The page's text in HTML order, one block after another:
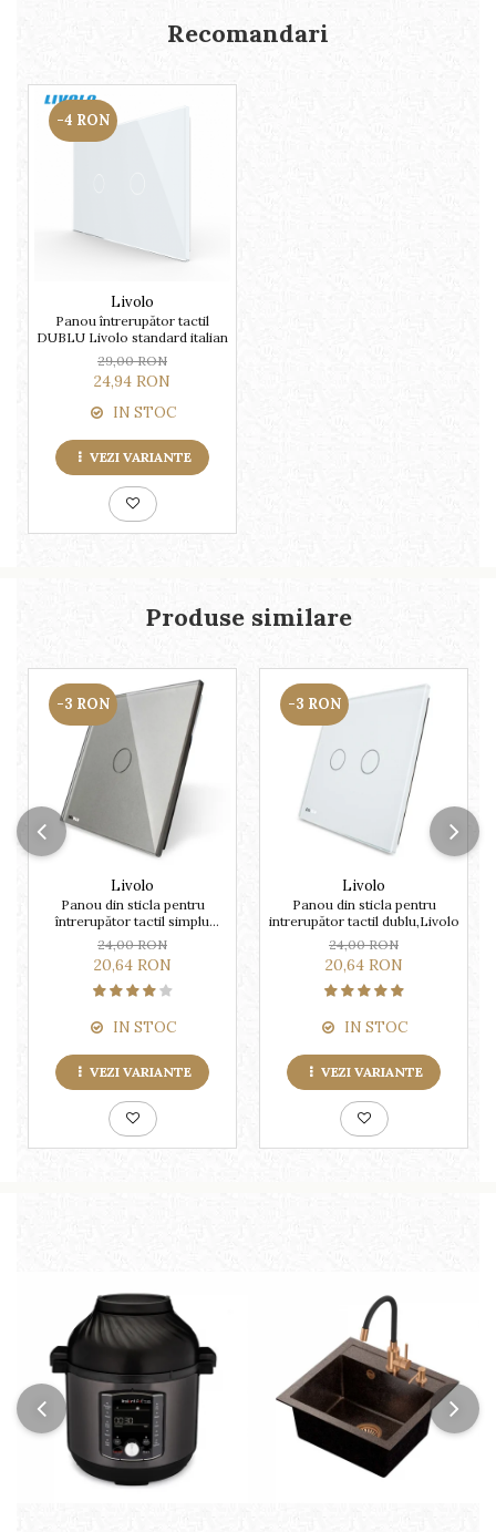
Recomandari
-4 RON
Livolo
Panou întrerupător tactil
DUBLU Livolo standard italian
29,00 RON
24,94 RON
IN STOC
VEZI VARIANTE
Produse similare
-3 RON
Livolo
Panou din sticla pentru
întrerupător tactil simplu
Livolo
24,00 RON
20,64 RON
IN STOC
VEZI VARIANTE
-3 RON
Livolo
Panou din sticla pentru
intrerupător tactil dublu,Livolo
24,00 RON
20,64 RON
IN STOC
VEZI VARIANTE